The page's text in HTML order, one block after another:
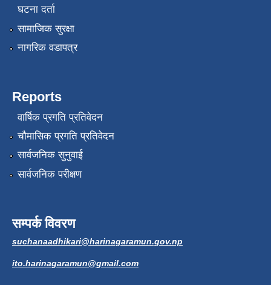
घटना दर्ता
सामाजिक सुरक्षा
नागरिक वडापत्र
Reports
वार्षिक प्रगति प्रतिवेदन
चौमासिक प्रगति प्रतिवेदन
सार्वजनिक सुनुवाई
सार्वजनिक परीक्षण
सम्पर्क विवरण
suchanaadhikari@harinagaramun.gov.np
ito.harinagaramun@gmail.com